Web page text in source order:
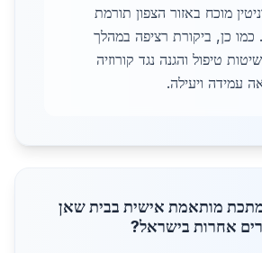
מוכח באזור הצפון תורמת
כמו כן, ביקורת רציפה במהלך
טיפול והגנה נגד קורוזיה
עמידה ויעילה.
מתכת מותאמת אישית בבית שאן
אחרות בישראל?